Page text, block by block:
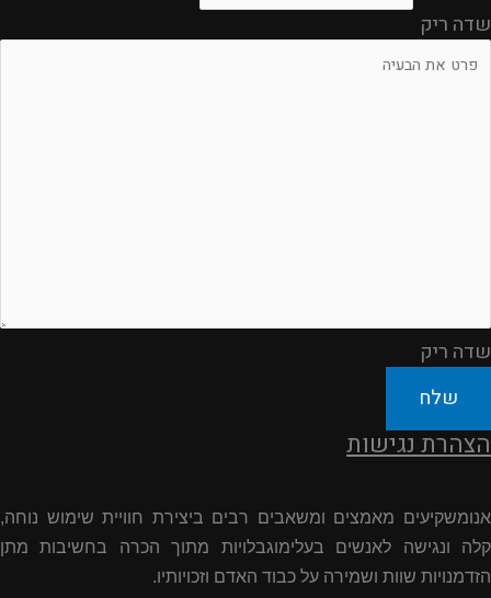
שדה ריק
שדה ריק
שלח
הצהרת נגישות
אנומשקיעים מאמצים ומשאבים רבים ביצירת חוויית שימוש נוחה,
קלה ונגישה לאנשים בעלימוגבלויות מתוך הכרה בחשיבות מתן
הזדמנויות שוות ושמירה על כבוד האדם וזכויותיו.